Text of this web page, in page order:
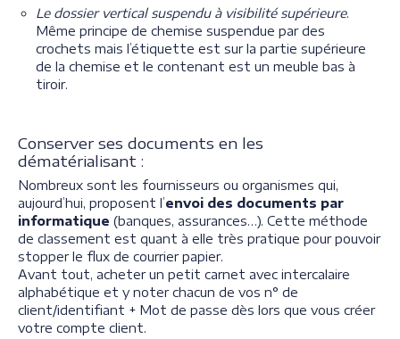
Le dossier vertical suspendu à visibilité supérieure.
Même principe de chemise suspendue par des
crochets mais l’étiquette est sur la partie supérieure
de la chemise et le contenant est un meuble bas à
tiroir.
Conserver ses documents en les
dématérialisant :
Nombreux sont les fournisseurs ou organismes qui,
aujourd’hui, proposent l’envoi des documents par
informatique (banques, assurances…). Cette méthode
de classement est quant à elle très pratique pour pouvoir
stopper le flux de courrier papier.
Avant tout, acheter un petit carnet avec intercalaire
alphabétique et y noter chacun de vos n° de
client/identifiant + Mot de passe dès lors que vous créer
votre compte client.